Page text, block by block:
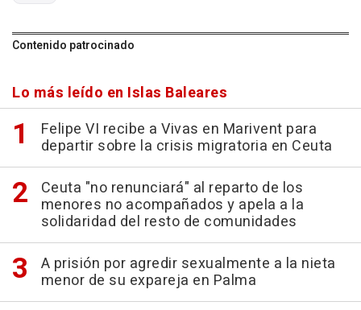
Contenido patrocinado
Lo más leído en Islas Baleares
Felipe VI recibe a Vivas en Marivent para
departir sobre la crisis migratoria en Ceuta
Ceuta "no renunciará" al reparto de los
menores no acompañados y apela a la
solidaridad del resto de comunidades
A prisión por agredir sexualmente a la nieta
menor de su expareja en Palma